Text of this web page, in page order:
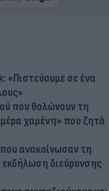
«Πιστεύουμε σε ένα
που θολώνουν τη
χαμένη» που ζητά
ανακοίνωσαν τη
διεύρυνσης